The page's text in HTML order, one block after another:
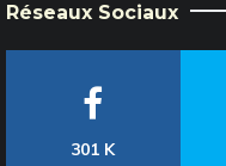
Réseaux Sociaux
301 K